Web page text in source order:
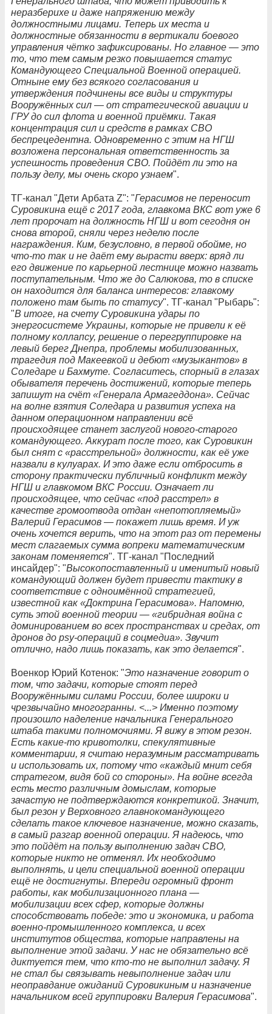
неразберихе и даже напряжению между
должностными лицами. Теперь их места и
должностные обязанности в вертикали боевого
управления чётко зафиксированы. Но главное — это
то, что тем самым резко повышается статус
Командующего Специальной Военной операцией.
Отныне ему без всякого согласования и
утверждения подчинены все виды и структуры
Вооружённых сил — от стратегической авиации и
ГРУ до сил флота и военной приёмки. Такая
концентрация сил и средств в рамках СВО
беспрецедентна. Одновременно с этим на НГШ
возложена персональная ответственность за
успешность проведения СВО. Пойдёт ли это на
пользу делу, мы очень скоро узнаем".
ТГ-канал "Дети Арбата Z": "Герасимов не переносит
Суровикина ещё с 2017 года, главкома ВКС вот уже 6
лет пророчат на должность НГШ и вот сегодня он
снова второй, сняли через неделю после
награждения. Ким, безусловно, в первой обойме, но
что-то так и не даёт ему вырасти вверх: вряд ли
его движение по карьерной лестнице можно назвать
поступательным. Что же до Салюкова, то в списке
он находится для баланса интересов: главкому
положено там быть по статусу". ТГ-канал "Рыбарь":
"В итоге, на счету Суровикина удары по
энергосистеме Украины, которые не привели к её
полному коллапсу, решение о перегруппировке на
левый берег Днепра, проблемы мобилизованных,
трагедия под Макеевкой и дебют «музыкантов» в
Соледаре и Бахмуте. Согласитесь, спорный в глазах
обывателя перечень достижений, которые теперь
запишут на счёт «Генерала Армагеддона». Сейчас
на волне взятия Соледара и развития успеха на
данном операционном направлении всё
происходящее станет заслугой нового-старого
командующего. Аккурат после того, как Суровикин
был снят с «расстрельной» должности, как её уже
назвали в кулуарах. И это даже если отбросить в
сторону практически публичный конфликт между
НГШ и главкомом ВКС России. Означает ли
происходящее, что сейчас «под расстрел» в
качестве громоотвода отдан «непотопляемый»
Валерий Герасимов — покажет лишь время. И уж
очень хочется верить, что на этот раз от перемены
мест слагаемых сумма вопреки математическим
законам поменяется". ТГ-канал "Последний
инсайдер": "Высокопоставленный и именитый новый
командующий должен будет привести тактику в
соответствие с одноимённой стратегией,
известной как «Доктрина Герасимова». Напомню,
суть этой военной теории — «гибридная война с
доминированием во всех пространствах и средах, от
дронов до psy-операций в соцмедиа». Звучит
отлично, надо лишь показать, как это делается".
Военкор Юрий Котенок: "Это назначение говорит о
том, что задачи, которые стоят перед
Вооружёнными силами России, более широки и
чрезвычайно многогранны. <...> Именно поэтому
произошло наделение начальника Генерального
штаба такими полномочиями. Я вижу в этом резон.
Есть какие-то кривотолки, спекулятивные
комментарии, я считаю неразумным рассматривать
и использовать их, потому что «каждый мнит себя
стратегом, видя бой со стороны». На войне всегда
есть место различным домыслам, которые
зачастую не подтверждаются конкретикой. Значит,
был резон у Верховного главнокомандующего
сделать такое ключевое назначение, можно сказать,
в самый разгар военной операции. Я надеюсь, что
это пойдёт на пользу выполнению задач СВО,
которые никто не отменял. Их необходимо
выполнять, и цели специальной военной операции
ещё не достигнуты. Впереди огромный фронт
работы, как мобилизационного плана —
мобилизации всех сфер, которые должны
способствовать победе: это и экономика, и работа
военно-промышленного комплекса, и всех
институтов общества, которые направлены на
выполнение этой задачи. У нас не обязательно всё
диктуется тем, что кто-то не выполнил задачу. Я
не стал бы связывать невыполнение задач или
неоправдание ожиданий Суровикиным и назначение
начальником всей группировки Валерия Герасимова".